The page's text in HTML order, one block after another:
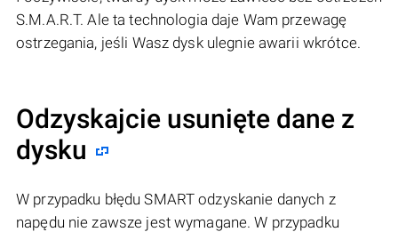
S.M.A.R.T. Ale ta technologia daje Wam przewagę
ostrzegania, jeśli Wasz dysk ulegnie awarii wkrótce.
Odzyskajcie usunięte dane z
dysku
W przypadku błędu SMART odzyskanie danych z
napędu nie zawsze jest wymagane. W przypadku